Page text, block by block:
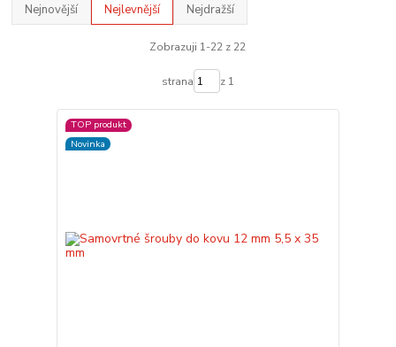
Nejnovější Nejlevnější Nejdražší
Zobrazuji 1-22 z 22
strana z 1
TOP produkt
Novinka